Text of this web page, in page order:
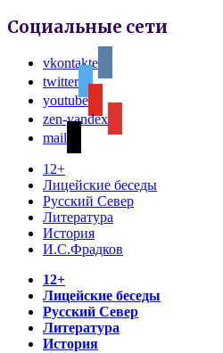
Социальные сети
vkontakte
twitter
youtube
zen-yandex
mail
12+
Лицейские беседы
Русский Север
Литература
История
И.С.Фрадков
12+
Лицейские беседы
Русский Север
Литература
История